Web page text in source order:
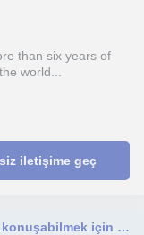
than six years of
world...
iletişime geç
Pratik öğrenmeye ve İngilizceyi kolayca konuşabilmek için güven oluşturmaya odaklanarak İngilizce öğretiyorum. Online Teaching